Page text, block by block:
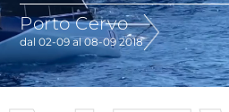
Porto Cervo
dal 02-09 al 08-09 2018